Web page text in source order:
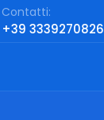
Contatti:
+39 3339270826